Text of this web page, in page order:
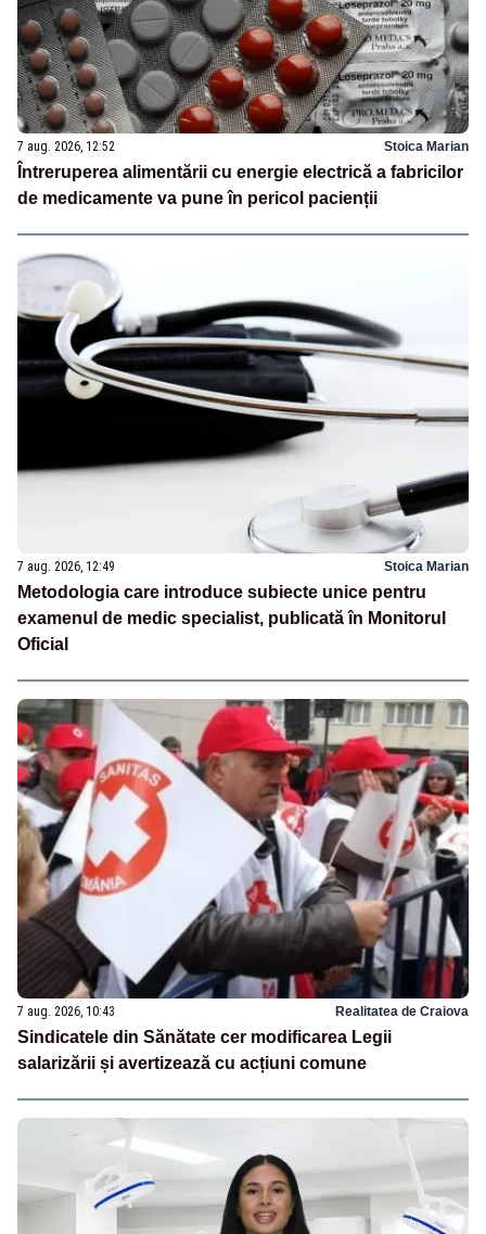
7 aug. 2026, 12:52 Stoica Marian
Întreruperea alimentării cu energie electrică a fabricilor
de medicamente va pune în pericol pacienții
7 aug. 2026, 12:49 Stoica Marian
Metodologia care introduce subiecte unice pentru
examenul de medic specialist, publicată în Monitorul
Oficial
7 aug. 2026, 10:43 Realitatea de Craiova
Sindicatele din Sănătate cer modificarea Legii
salarizării și avertizează cu acțiuni comune